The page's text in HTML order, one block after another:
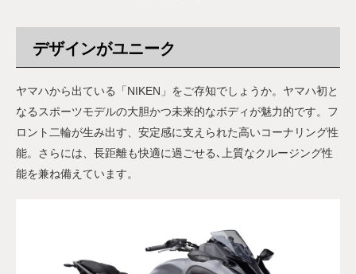
デザインがユニーク
ヤマハから出ている「NIKEN」をご存知でしょうか。ヤマハ初と
なるスポーツモデルの大胆かつ未来的なボディが魅力的です。フ
ロント二輪が生み出す、安定感に支えられた高いコーナリング性
能。さらには、長距離も快適に過ごせる､上質なクルージング性
能を兼ね備えています。